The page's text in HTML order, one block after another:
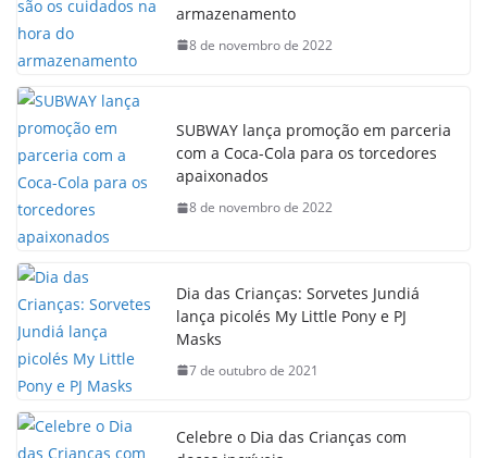
armazenamento
8 de novembro de 2022
SUBWAY lança promoção em parceria
com a Coca-Cola para os torcedores
apaixonados
8 de novembro de 2022
Dia das Crianças: Sorvetes Jundiá
lança picolés My Little Pony e PJ
Masks
7 de outubro de 2021
Celebre o Dia das Crianças com